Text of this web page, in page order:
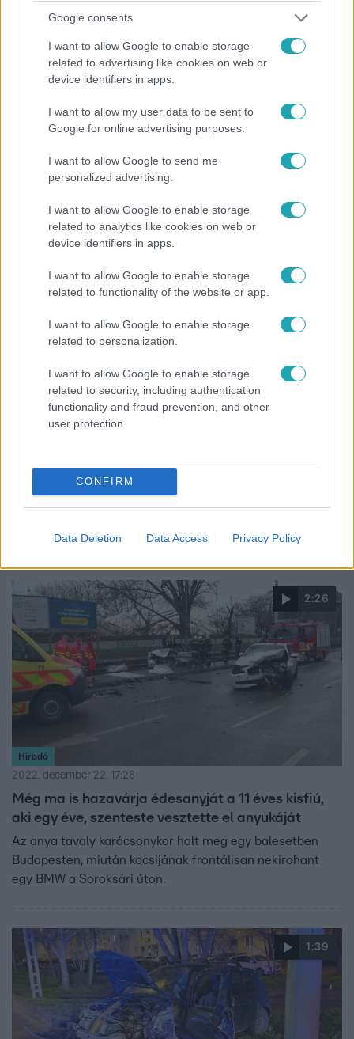
Google consents
I want to allow Google to enable storage
related to advertising like cookies on web or
device identifiers in apps.
I want to allow my user data to be sent to
Google for online advertising purposes.
I want to allow Google to send me
personalized advertising.
I want to allow Google to enable storage
related to analytics like cookies on web or
device identifiers in apps.
I want to allow Google to enable storage
related to functionality of the website or app.
I want to allow Google to enable storage
related to personalization.
I want to allow Google to enable storage
related to security, including authentication
functionality and fraud prevention, and other
user protection.
CONFIRM
Data Deletion Data Access Privacy Policy
2023. február 22. 17:22
Jánoshalma polgármestere az autójában ülve
látta a halálos balesetet
Frontálisan ütközött két autó, az egyik sofőrje meghalt
kedden délután a Bács-Kiskun megyei Bócsánál. A másik,
72 éves sofőr súlyosan megsérült. Egy harmadik autó ki
akarta kerülni az ütközést, ő egy fának csapódott.
baleset történt, az ő autójának is nekimentek, kitört a
hátsó ablaka.
sofőr meg sem állt
A Fókusz műsorvezetője majdnem frontálisan
kormányt.
2:26
Híradó
2022. december 22. 17:28
Még ma is hazavárja édesanyját a 11 éves kisfiú,
aki egy éve, szenteste vesztette el anyukáját
Az anya tavaly karácsonykor halt meg egy balesetben
Budapesten, miután kocsijának frontálisan nekirohant
egy BMW a Soroksári úton.
1:39